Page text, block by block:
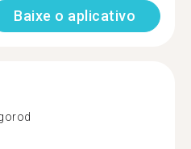
Baixe o aplicativo